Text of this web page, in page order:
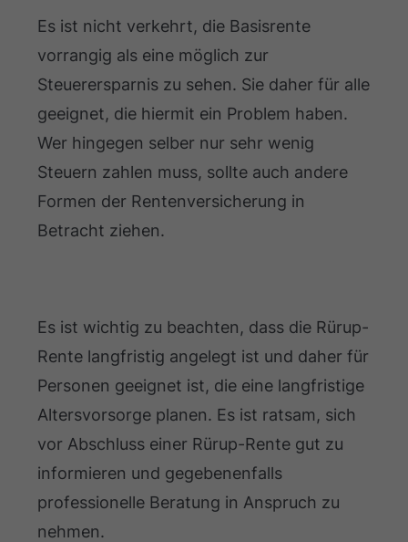
Es ist nicht verkehrt, die Basisrente
vorrangig als eine möglich zur
Steuerersparnis zu sehen. Sie daher für alle
geeignet, die hiermit ein Problem haben.
Wer hingegen selber nur sehr wenig
Steuern zahlen muss, sollte auch andere
Formen der Rentenversicherung in
Betracht ziehen.
Es ist wichtig zu beachten, dass die Rürup-
Rente langfristig angelegt ist und daher für
Personen geeignet ist, die eine langfristige
Altersvorsorge planen. Es ist ratsam, sich
vor Abschluss einer Rürup-Rente gut zu
informieren und gegebenenfalls
professionelle Beratung in Anspruch zu
nehmen.